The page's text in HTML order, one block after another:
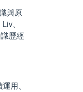
與原
、
歷經
用、